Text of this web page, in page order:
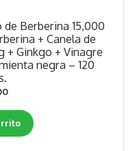
Berberina 15,000
+ Canela de
+ Ginkgo + Vinagre
negra – 120